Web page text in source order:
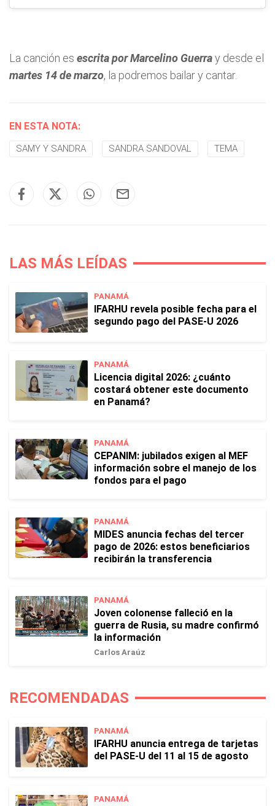
La canción es escrita por Marcelino Guerray desde el
martes 14 de marzo, la podremos bailar y cantar.
EN ESTA NOTA:
SAMY Y SANDRA SANDRA SANDOVAL TEMA
LAS MÁS LEÍDAS
PANAMÁ
IFARHU revela posible fecha para el
segundo pago del PASE-U 2026
PANAMÁ
Licencia digital 2026: ¿cuánto
costará obtener este documento
en Panamá?
PANAMÁ
CEPANIM: jubilados exigen al MEF
información sobre el manejo de los
fondos para el pago
PANAMÁ
MIDES anuncia fechas del tercer
pago de 2026: estos beneficiarios
recibirán la transferencia
PANAMÁ
Joven colonense falleció en la
guerra de Rusia, su madre confirmó
la información
Carlos Araúz
RECOMENDADAS
PANAMÁ
IFARHU anuncia entrega de tarjetas
del PASE-U del 11 al 15 de agosto
PANAMÁ